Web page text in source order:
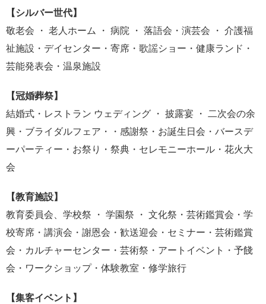
【シルバー世代】
敬老会 ・ 老人ホーム ・ 病院 ・ 落語会・演芸会 ・ 介護福
祉施設・デイセンター・寄席・歌謡ショー・健康ランド・
芸能発表会・温泉施設
【冠婚葬祭】
結婚式・レストラン ウェディング ・ 披露宴 ・ 二次会の余
興・ブライダルフェア・・感謝祭・お誕生日会・バースデ
ーパーティー・お祭り・祭典・セレモニーホール・花火大
会
【教育施設】
教育委員会、学校祭 ・ 学園祭 ・ 文化祭・芸術鑑賞会・学
校寄席・講演会・謝恩会・歓送迎会・セミナー・芸術鑑賞
会・カルチャーセンター・芸術祭・アートイベント・予餞
会・ワークショップ・体験教室・修学旅行
【集客イベント】